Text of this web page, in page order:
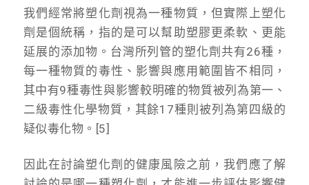
我們經常將塑化劑視為一種物質，但實際上塑化
劑是個統稱，指的是可以幫助塑膠更柔軟、更能
延展的添加物。台灣所列管的塑化劑共有26種，
每一種物質的毒性、影響與應用範圍皆不相同，
其中有9種毒性與影響較明確的物質被列為第一、
二級毒性化學物質，其餘17種則被列為第四級的
疑似毒化物。[5]
因此在討論塑化劑的健康風險之前，我們應了解